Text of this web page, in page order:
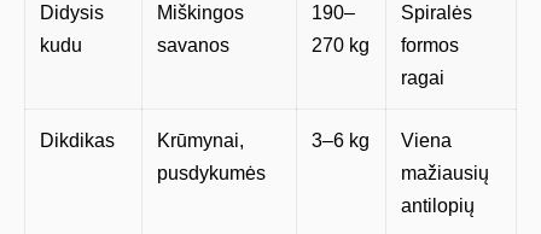
Didysis
kudu
Miškingos
savanos
190–
270 kg
Spiralės
formos
ragai
Dikdikas
Krūmynai,
pusdykumės
3–6 kg
Viena
mažiausių
antilopių